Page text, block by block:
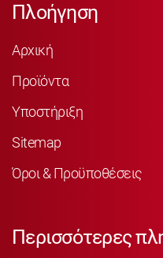
Πλοήγηση
Αρχική
Προϊόντα
Υποστήριξη
Sitemap
Όροι & Προϋποθέσεις
Περισσότερες